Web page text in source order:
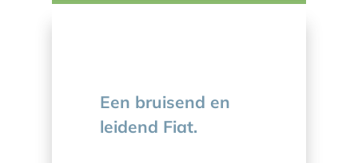
Een bruisend en
leidend Fiat.